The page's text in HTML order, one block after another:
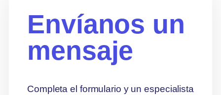
Envíanos un
mensaje
Completa el formulario y un especialista